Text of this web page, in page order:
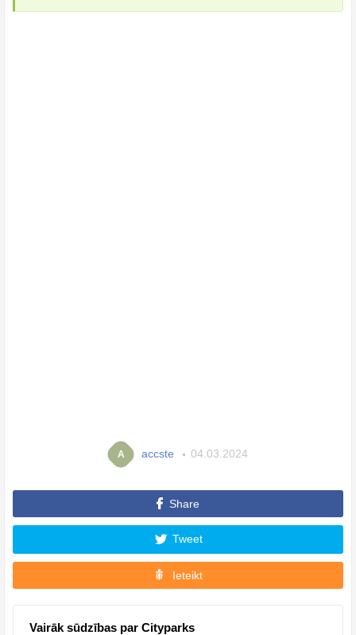
A accste 04.03.2024
Share
Tweet
Ieteikt
Vairāk sūdzības par Cityparks